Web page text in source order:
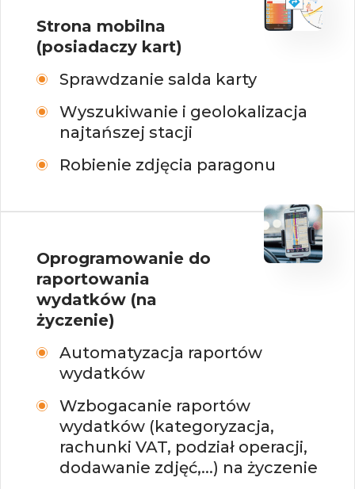
Strona mobilna
(posiadaczy kart)
Sprawdzanie salda karty
Wyszukiwanie i geolokalizacja
najtańszej stacji
Robienie zdjęcia paragonu
Oprogramowanie do
raportowania
wydatków (na
życzenie)
Automatyzacja raportów
wydatków
Wzbogacanie raportów
wydatków (kategoryzacja,
rachunki VAT, podział operacji,
dodawanie zdjęć,...) na życzenie